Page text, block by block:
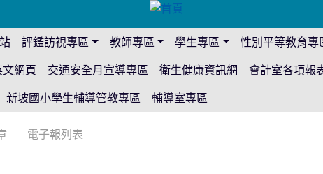
評鑑訪視專區 教師專區 學生專區 性別平等教育專
網頁 交通安全月宣導專區 衛生健康資訊網 會計室各項報
新坡國小學生輔導管教專區 輔導室專區
電子報列表